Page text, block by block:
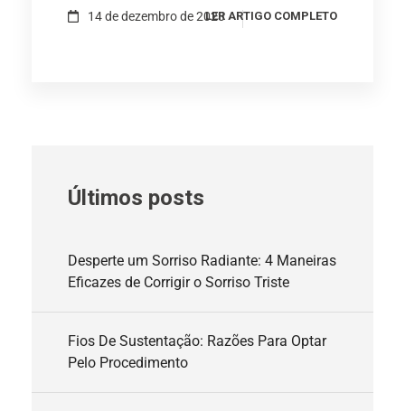
14 de dezembro de 2023LER ARTIGO COMPLETO
Últimos posts
Desperte um Sorriso Radiante: 4 Maneiras
Eficazes de Corrigir o Sorriso Triste
Fios De Sustentação: Razões Para Optar
Pelo Procedimento